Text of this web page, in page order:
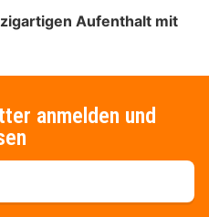
Aufenthalt mit
anmelden und